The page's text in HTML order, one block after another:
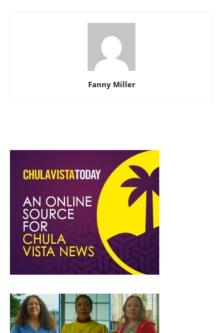
Fanny Miller